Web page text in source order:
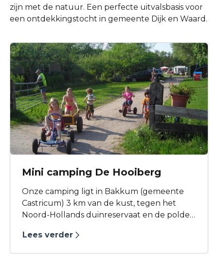
zijn met de natuur. Een perfecte uitvalsbasis voor
een ontdekkingstocht in gemeente Dijk en Waard.
Mini camping De Hooiberg
Onze camping ligt in Bakkum (gemeente
Castricum) 3 km van de kust, tegen het
Noord-Hollands duinreservaat en de polder,
dorpskern van Castricum. Een geweldig
Lees verder